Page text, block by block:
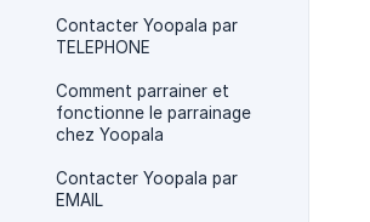
Contacter Yoopala par
TELEPHONE
Comment parrainer et
fonctionne le parrainage
chez Yoopala
Contacter Yoopala par
EMAIL